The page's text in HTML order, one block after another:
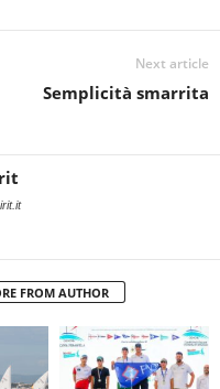
Next article
Semplicità smarrita
FROM AUTHOR